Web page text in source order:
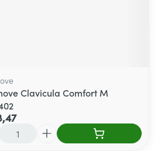
Clavicula Comfort M